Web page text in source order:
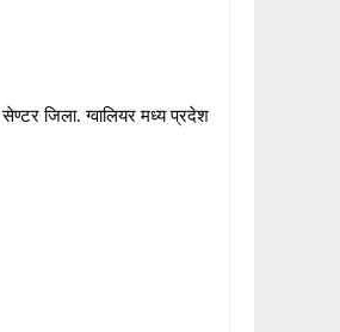
सेण्टर जिला. ग्वालियर मध्य प्रदेश